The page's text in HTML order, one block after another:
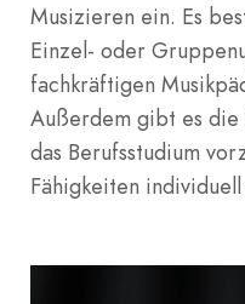
Musizieren ein. Es
Einzel- oder
fachkräftigen
Außerdem gibt es
das Berufsstudium
Fähigkeiten